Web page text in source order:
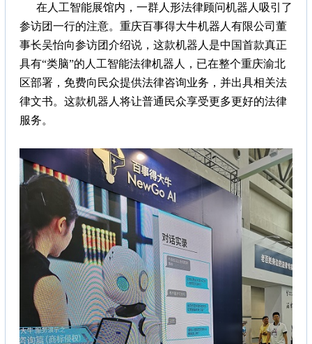
在人工智能展馆内，一群人形法律顾问机器人吸引了
参访团一行的注意。重庆百事得大牛机器人有限公司董
事长吴怡向参访团介绍说，这款机器人是中国首款真正
具有“类脑”的人工智能法律机器人，已在整个重庆渝北
区部署，免费向民众提供法律咨询业务，并出具相关法
律文书。这款机器人将让普通民众享受更多更好的法律
服务。